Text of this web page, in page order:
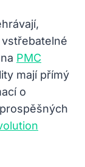
PMC
mají přímý
o